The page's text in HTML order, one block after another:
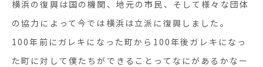
横浜の復興は国の機関、地元の市民、そして様々な団体
の協力によって今では横浜は立派に復興しました。
100年前にガレキになった町から 100年後ガレキになっ
た町に対して僕たちができることってなにがあるかなー